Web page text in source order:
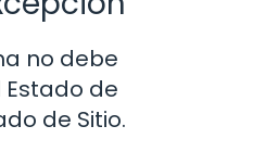
no debe
de
de Sitio.